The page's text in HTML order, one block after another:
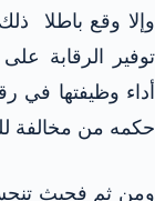
وإلا وقع باطلا
توفير الرقابة
أداء وظيفتها في
حكمه من مخالفة
ومن ثم فحيث